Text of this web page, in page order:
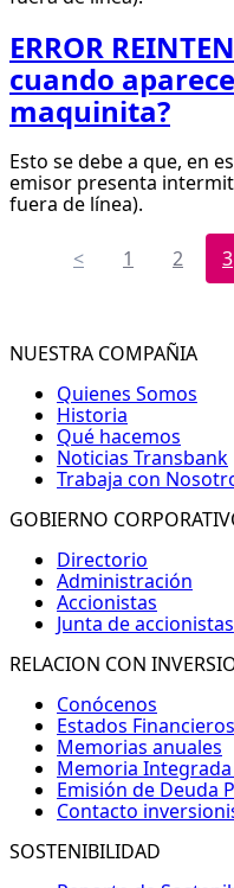
ERROR
cuando
maquinita?
Esto se debe a que, en
emisor presenta
fuera de línea).
< 1 2 3
NUESTRA COMPAÑIA
Quienes Somos
Historia
Qué hacemos
Noticias Transbank
Trabaja con
GOBIERNO
Directorio
Administración
Accionistas
Junta de accionistas
RELACION CON
Conócenos
Estados Financieros
Memorias anuales
Memoria Integrada
Emisión de Deuda
Contacto
SOSTENIBILIDAD